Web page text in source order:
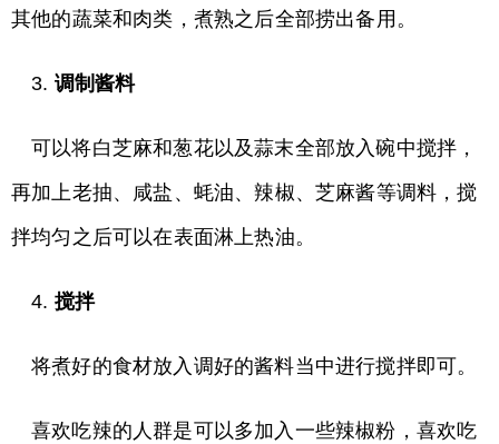
其他的蔬菜和肉类，煮熟之后全部捞出备用。
3. 调制酱料
可以将白芝麻和葱花以及蒜末全部放入碗中搅拌，
再加上老抽、咸盐、蚝油、辣椒、芝麻酱等调料，搅
拌均匀之后可以在表面淋上热油。
4. 搅拌
将煮好的食材放入调好的酱料当中进行搅拌即可。
喜欢吃辣的人群是可以多加入一些辣椒粉，喜欢吃